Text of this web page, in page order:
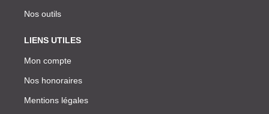
Nos outils
LIENS UTILES
Mon compte
Nos honoraires
Mentions légales